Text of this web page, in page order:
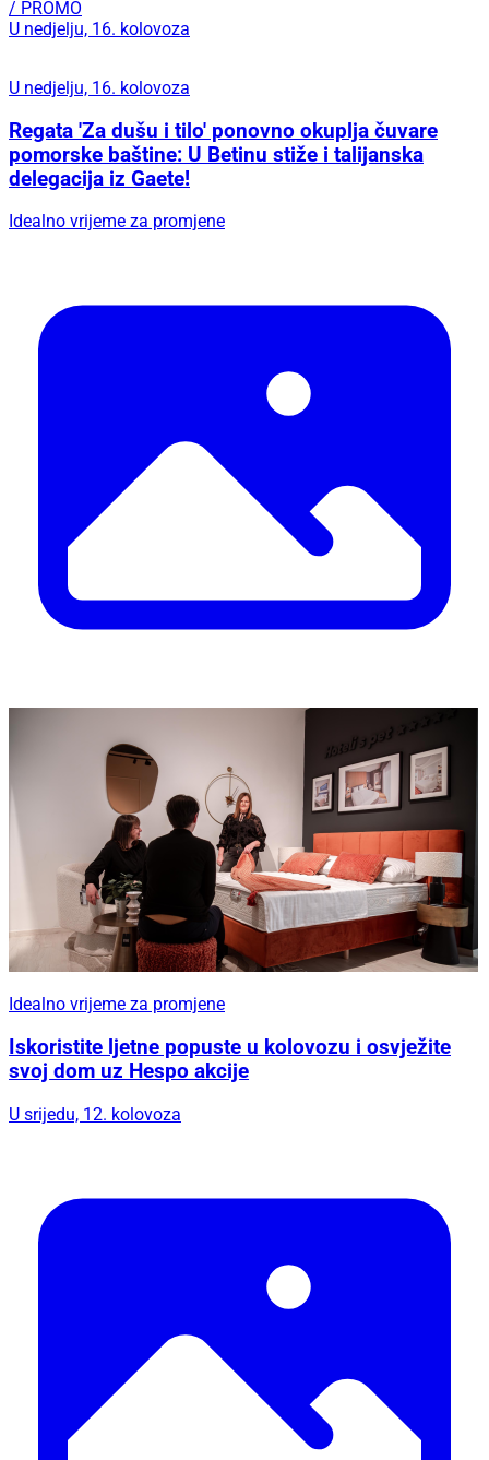
/ PROMO
U nedjelju, 16. kolovoza
U nedjelju, 16. kolovoza
Regata 'Za dušu i tilo' ponovno okuplja čuvare
pomorske baštine: U Betinu stiže i talijanska
Idealno vrijeme za promjene
Iskoristite ljetne popuste u kolovozu i osvježite
U srijedu, 12. kolovoza